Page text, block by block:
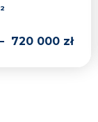
2
720 000 zł